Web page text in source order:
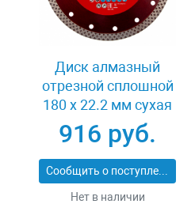
Диск алмазный
отрезной сплошной
180 х 22.2 мм сухая
резка Matrix
Professional 73128
916 руб.
Сообщить о поступлении
Нет в наличии